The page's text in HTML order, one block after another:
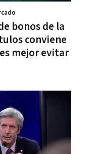
bonos de la
conviene
mejor evitar